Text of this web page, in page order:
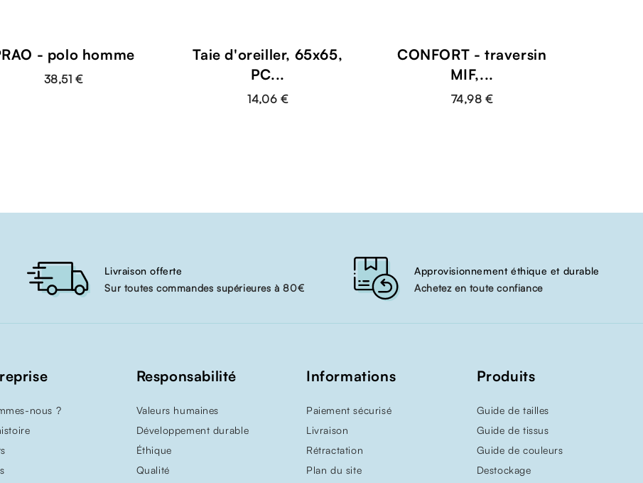
- polo homme
38,51 €
Taie d'oreiller, 65x65,
PC...
14,06 €
CONFORT - traversin
MIF,...
74,98 €
Livraison offerte
Sur toutes commandes supérieures à 80€
Approvisionnement éthique et durable
Achetez en toute confiance
nous ?
Responsabilité
Valeurs humaines
Développement durable
Éthique
Qualité
Informations
Paiement sécurisé
Livraison
Rétractation
Plan du site
Produits
Guide de tailles
Guide de tissus
Guide de couleurs
Destockage